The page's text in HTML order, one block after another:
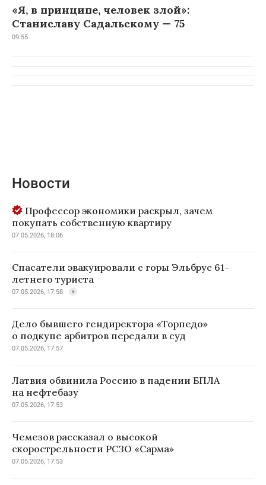
«Я, в принципе, человек злой»:
Станиславу Садальскому — 75
09:55
Новости
Профессор экономики раскрыл, зачем
покупать собственную квартиру
07.05.2026, 18:06
Спасатели эвакуировали с горы Эльбрус 61-
летнего туриста
07.05.2026, 17:58
Дело бывшего гендиректора «Торпедо»
о подкупе арбитров передали в суд
07.05.2026, 17:57
Латвия обвинила Россию в падении БПЛА
на нефтебазу
07.05.2026, 17:53
Чемезов рассказал о высокой
скорострельности РСЗО «Сарма»
07.05.2026, 17:53